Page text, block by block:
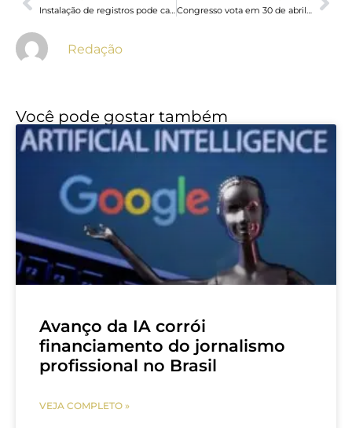
Instalação de registros pode causar intermitência no abastecimento na região do Zanaga nesta quinta-feira Congresso vota em 30 de abril veto de Lula a PL da Dosimetria
Redação
Você pode gostar também
Avanço da IA corrói
financiamento do jornalismo
profissional no Brasil
VEJA COMPLETO »